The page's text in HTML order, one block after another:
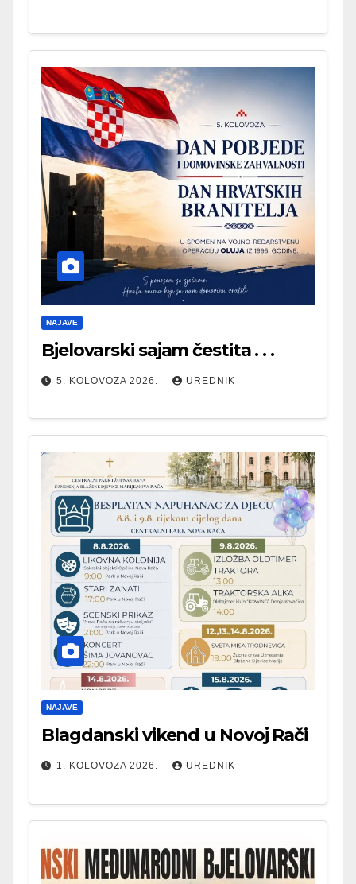
NAJAVE
Bjelovarski sajam čestita . . .
5. KOLOVOZA 2026. UREDNIK
NAJAVE
Blagdanski vikend u Novoj Rači
1. KOLOVOZA 2026. UREDNIK